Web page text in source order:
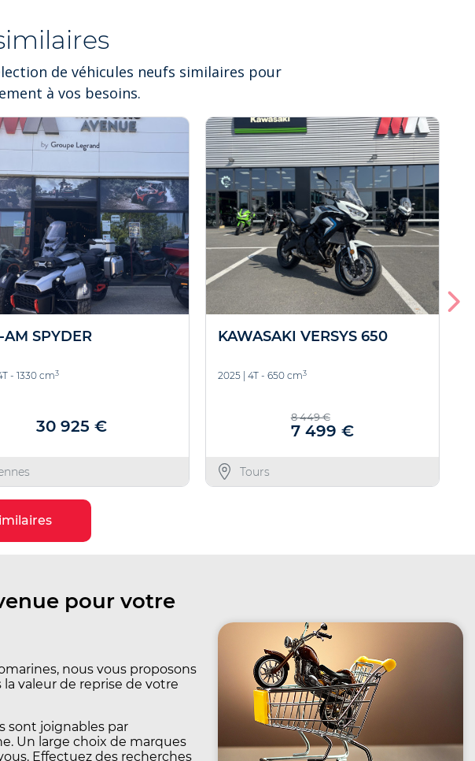
de véhicules neufs similaires pour
à vos besoins.
AM SPYDER
- 1330 cm3
30 925 €
KAWASAKI VERSYS 650
2025| 4T - 650 cm3
8 449 €
7 499 €
Tours
pour votre
nous vous proposons
la valeur de reprise de votre
sont joignables par
Un large choix de marques
Effectuez des recherches